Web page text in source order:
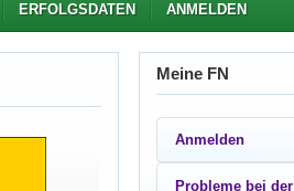
ERFOLGSDATEN ANMELDEN
Meine FN
Anmelden
Probleme bei der